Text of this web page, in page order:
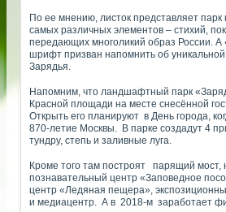
По ее мнению, листок представляет парк
самых различных элементов – стихий,
передающих многоликий образ России. А
шрифт призван напомнить об
Зарядья.
Напомним, что ландшафтный парк
Красной площади на месте снесённой
Открыть его планируют в День города,
870-летие Москвы. В парке создадут 4
тундру, степь и заливные луга.
Кроме того там построят парящий мост,
познавательный центр «Заповедное
центр «Ледяная пещера»,
и медиацентр. А в 2018-м заработает